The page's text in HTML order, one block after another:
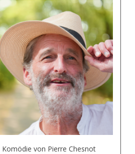
von Pierre Chesnot